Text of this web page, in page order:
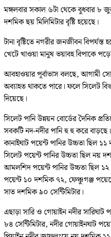
মঙ্গলবার সকাল ৬টা থেকে বুধবার ৮
দশমিক ছয় মিলিমিটার বৃষ্টি হয়েছে।
টানা বৃষ্টিতে নগরীর জনজীবন
খেটে খাওয়া মানুষ ভয়াবহ বিপাকে
আবহাওয়ার পূর্বাভাস বলছে, আগামী
অব্যাহত থাকতে পারে। ফলে সিলেট
দিয়েছে।
সিলেট পানি উন্নয়ন বোর্ডের দৈনিক
সবকটি নদ-নদীর পানি হু হু করে
কানাইঘাট পয়েন্ট পানির উচ্চতা ছিল
সিলেট পয়েন্ট পানির উচ্চতা ছিল নয়
আমলশিদ পয়েন্ট পানির উচ্চতা ছিল
পয়েন্ট ১০ দশমিক ৭২, ফেঞ্চুগঞ্জ
সাত দশমিক ৯০ সেন্টিমিটার।
এছাড়া সারি ও গোয়াইন নদীর সারিঘাট
৮৪ সেন্টিমিটার, নদীর গোয়াইনঘাট